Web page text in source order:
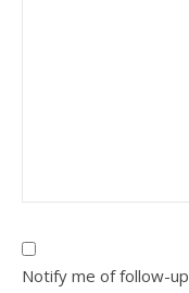
Notify me of follow-